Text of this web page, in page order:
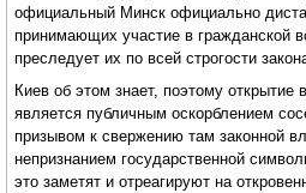
официальный Минск официально
принимающих участие в гражданской
преследует их по всей строгости
Киев об этом знает, поэтому открытие
является публичным оскорблением
призывом к свержению там законной
непризнанием государственной
это заметят и отреагируют на